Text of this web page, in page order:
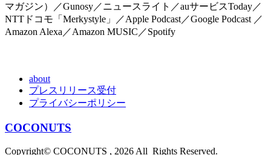
マガジン）／Gunosy／ニュースライト／auサービスToday／
NTTドコモ「Merkystyle」／Apple Podcast／Google Podcast ／
Amazon Alexa／Amazon MUSIC／Spotify
about
プレスリリース受付
プライバシーポリシー
COCONUTS
Copyright© COCONUTS , 2026 All Rights Reserved.